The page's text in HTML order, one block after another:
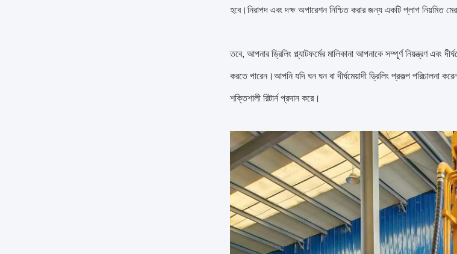
হবে।নিরাপদ এবং দক্ষ অপারেশন নিশ্চিত করার জন্য একটি প্লাগ নিয়মিত
তবে, আপনার ড্রিলিং প্ল্যাটফর্মের মালিকানা আপনাকে সম্পূর্ণ নিয়ন্ত্রণ এবং
করতে পারেন।আপনি যদি ঘন ঘন বা দীর্ঘমেয়াদী ড্রিলিং প্রকল্প পরিচালনা
শক্তিশালী রিটার্ন প্রদান করে।